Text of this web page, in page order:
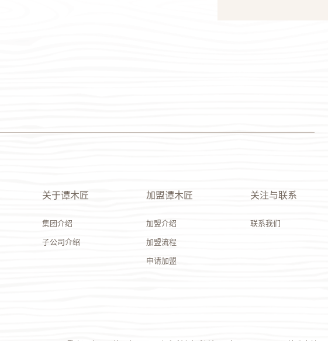
关于谭木匠
集团介绍
子公司介绍
加盟谭木匠
加盟介绍
加盟流程
申请加盟
关注与联系
联系我们